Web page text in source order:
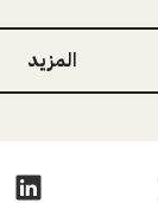
المزيد